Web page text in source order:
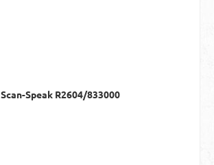
Scan-Speak R2604/833000